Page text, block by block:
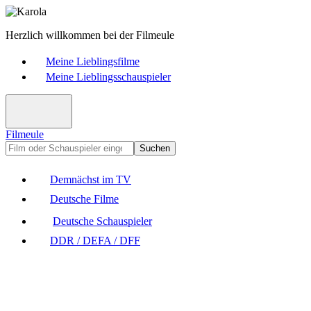
Herzlich willkommen bei der Filmeule
Meine Lieblingsfilme
Meine Lieblingsschauspieler
Filmeule
Suchen
Demnächst im TV
Deutsche Filme
Deutsche Schauspieler
DDR / DEFA / DFF